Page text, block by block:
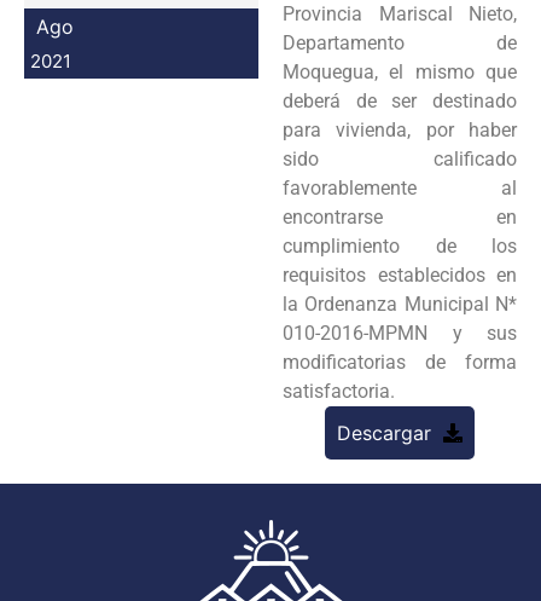
Ago
2021
Provincia Mariscal Nieto,
Departamento de
Moquegua, el mismo que
deberá de ser destinado
para vivienda, por haber
sido calificado
favorablemente al
encontrarse en
cumplimiento de los
requisitos establecidos en
la Ordenanza Municipal N*
010-2016-MPMN y sus
modificatorias de forma
satisfactoria.
Descargar